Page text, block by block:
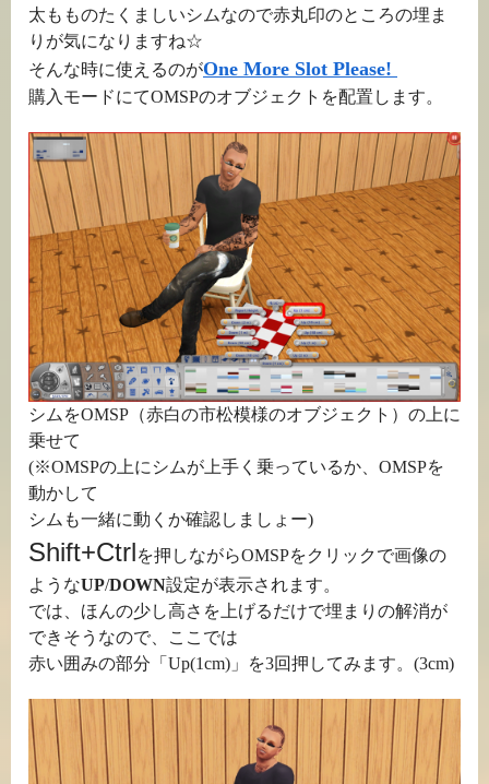
太もものたくましいシムなので赤丸印のところの埋ま
りが気になりますね☆
そんな時に使えるのがOne More Slot Please!
購入モードにてOMSPのオブジェクトを配置します。
シムをOMSP（赤白の市松模様のオブジェクト）の上に
乗せて
(※OMSPの上にシムが上手く乗っているか、OMSPを
動かして
シムも一緒に動くか確認しましょー)
Shift+Ctrlを押しながらOMSPをクリックで画像の
ようなUP/DOWN設定が表示されます。
では、ほんの少し高さを上げるだけで埋まりの解消が
できそうなので、ここでは
赤い囲みの部分「Up(1cm)」を3回押してみます。(3cm)